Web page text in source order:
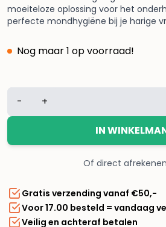
moeiteloze oplossing voor het
perfecte mondhygiëne bij je harige
Nog maar 1 op voorraad!
tandverzorgingsdoekjes
met
en
katten
aantal
- +
IN
Of direct
Gratis verzending vanaf €50,-
Voor 17.00 besteld = vandaag
Veilig en achteraf betalen